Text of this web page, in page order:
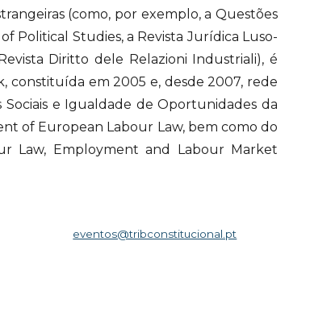
(como, por exemplo, a Questões
Political Studies, a Revista Jurídica Luso-
Diritto dele Relazioni Industriali), é
constituída em 2005 e, desde 2007, rede
e Igualdade de Oportunidades da
of European Labour Law, bem como do
Law, Employment and Labour Market
eventos@tribconstitucional.pt